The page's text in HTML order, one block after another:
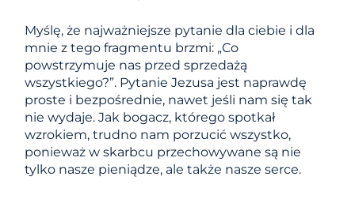
Myślę, że najważniejsze pytanie dla ciebie i dla
mnie z tego fragmentu brzmi: „Co
powstrzymuje nas przed sprzedażą
wszystkiego?”. Pytanie Jezusa jest naprawdę
proste i bezpośrednie, nawet jeśli nam się tak
nie wydaje. Jak bogacz, którego spotkał
wzrokiem, trudno nam porzucić wszystko,
ponieważ w skarbcu przechowywane są nie
tylko nasze pieniądze, ale także nasze serce.